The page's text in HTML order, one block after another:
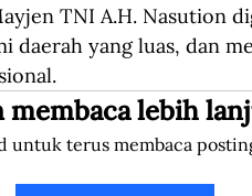
TNI A.H. Nasution
daerah yang luas, dan
membaca lebih
untuk terus membaca